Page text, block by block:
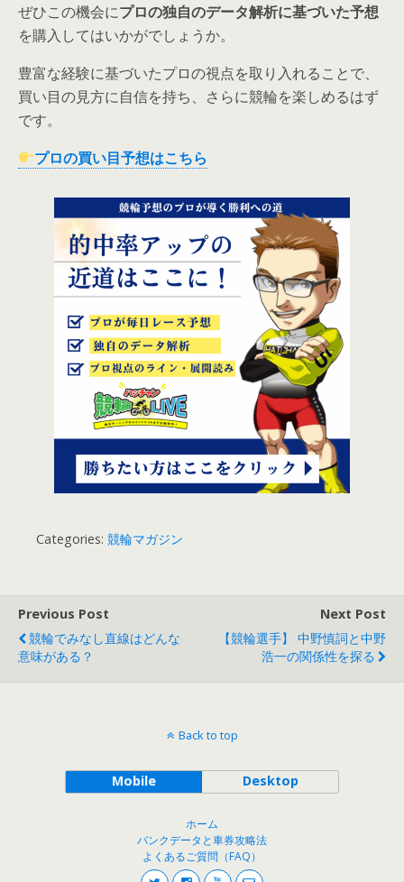
ぜひこの機会にプロの独自のデータ解析に基づいた予想
を購入してはいかがでしょうか。
豊富な経験に基づいたプロの視点を取り入れることで、
買い目の見方に自信を持ち、さらに競輪を楽しめるはず
です。
プロの買い目予想はこちら
Categories: 競輪マガジン
Previous Post
競輪でみなし直線はどんな
意味がある？
Next Post
【競輪選手】 中野慎詞と中野
浩一の関係性を探る
Back to top
Mobile Desktop
ホーム
バンクデータと車券攻略法
よくあるご質問（FAQ）